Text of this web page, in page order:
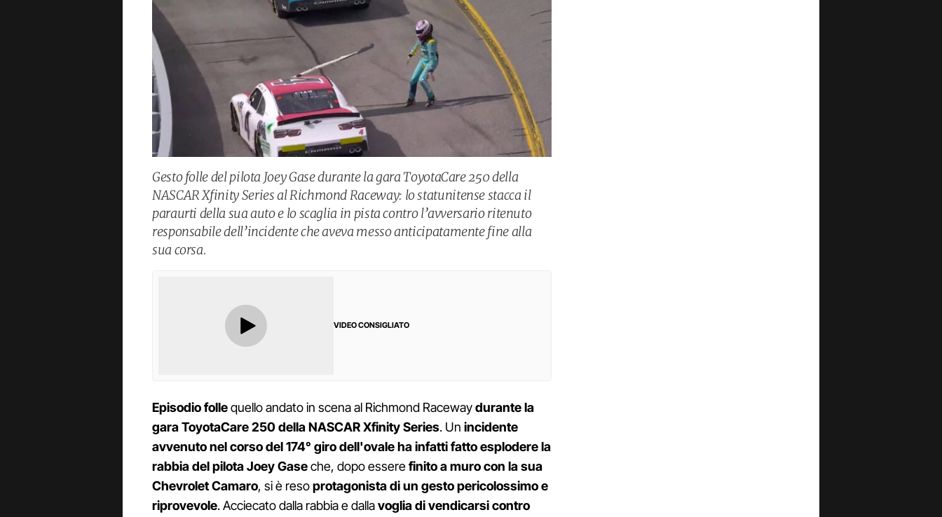
Gesto folle del pilota Joey Gase durante la gara ToyotaCare 250 della
NASCAR Xfinity Series al Richmond Raceway: lo statunitense stacca il
paraurti della sua auto e lo scaglia in pista contro l’avversario ritenuto
responsabile dell’incidente che aveva messo anticipatamente fine alla
sua corsa.
VIDEO CONSIGLIATO
Episodio follequello andato in scena al Richmond Racewaydurante la
gara ToyotaCare 250 della NASCAR Xfinity Series. Un incidente
avvenuto nel corso del 174° giro dell'ovale ha infatti fatto esplodere la
rabbia del pilota Joey Gaseche, dopo esserefinito a muro con la sua
Chevrolet Camaro, si è resoprotagonista di un gesto pericolossimo e
riprovevole. Acciecato dalla rabbia e dallavoglia di vendicarsi contro